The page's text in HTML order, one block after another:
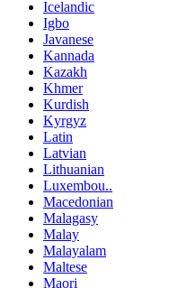
Icelandic
Igbo
Javanese
Kannada
Kazakh
Khmer
Kurdish
Kyrgyz
Latin
Latvian
Lithuanian
Luxembou..
Macedonian
Malagasy
Malay
Malayalam
Maltese
Maori